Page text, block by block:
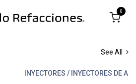
0
See All
INYECTORES / INYECTORES DE